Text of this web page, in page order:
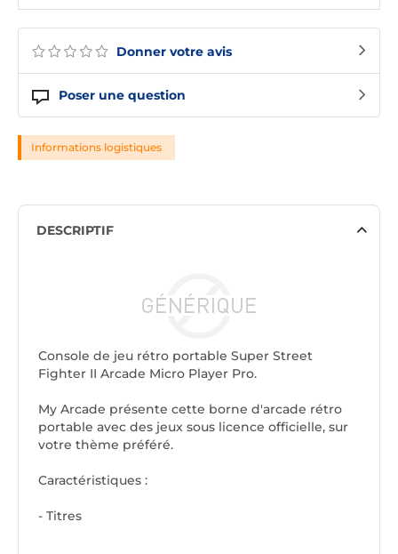
Donner votre avis
Poser une question
Informations logistiques
DESCRIPTIF
Console de jeu rétro portable Super Street
Fighter II Arcade Micro Player Pro.
My Arcade présente cette borne d'arcade rétro
portable avec des jeux sous licence officielle, sur
votre thème préféré.
Caractéristiques :
- Titres